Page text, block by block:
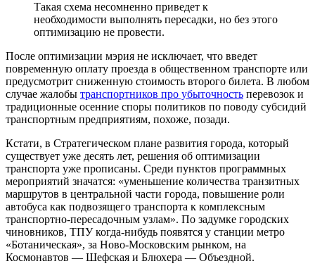
Такая схема несомненно приведет к
необходимости выполнять пересадки, но без этого
оптимизацию не провести.
После оптимизации мэрия не исключает, что введет
повременную оплату проезда в общественном транспорте или
предусмотрит сниженную стоимость второго билета. В любом
случае жалобы транспортников про убыточность перевозок и
традиционные осенние споры политиков по поводу субсидий
транспортным предприятиям, похоже, позади.
Кстати, в Стратегическом плане развития города, который
существует уже десять лет, решения об оптимизации
транспорта уже прописаны. Среди пунктов программных
мероприятий значатся: «уменьшение количества транзитных
маршрутов в центральной части города, повышение роли
автобуса как подвозящего транспорта к комплексным
транспортно-пересадочным узлам». По задумке городских
чиновников, ТПУ когда-нибудь появятся у станции метро
«Ботаническая», за Ново-Московским рынком, на
Космонавтов — Шефская и Блюхера — Объездной.